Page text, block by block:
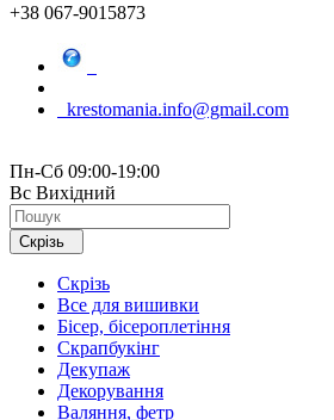
+38 067-9015873
krestomania.info@gmail.com
Пн-Сб 09:00-19:00
Вс Вихідний
Скрізь
Скрізь
Все для вишивки
Бісер, бісероплетіння
Скрапбукінг
Декупаж
Декорування
Валяння, фетр